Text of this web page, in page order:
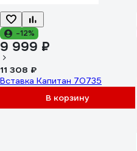
-12%
9 999 ₽
11 308 ₽
Вставка Капитан 70735
В корзину